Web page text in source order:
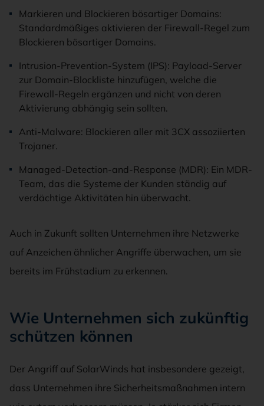
Markieren und Blockieren bösartiger Domains:
Standardmäßiges aktivieren der Firewall-Regel zum
Blockieren bösartiger Domains.
Intrusion-Prevention-System (IPS): Payload-Server
zur Domain-Blockliste hinzufügen, welche die
Firewall-Regeln ergänzen und nicht von deren
Aktivierung abhängig sein sollten.
Anti-Malware: Blockieren aller mit 3CX assoziierten
Trojaner.
Managed-Detection-and-Response (MDR): Ein MDR-
Team, das die Systeme der Kunden ständig auf
verdächtige Aktivitäten hin überwacht.
Auch in Zukunft sollten Unternehmen ihre Netzwerke
auf Anzeichen ähnlicher Angriffe überwachen, um sie
bereits im Frühstadium zu erkennen.
Wie Unternehmen sich zukünftig
schützen können
Der Angriff auf SolarWinds hat insbesondere gezeigt,
dass Unternehmen ihre Sicherheitsmaßnahmen intern